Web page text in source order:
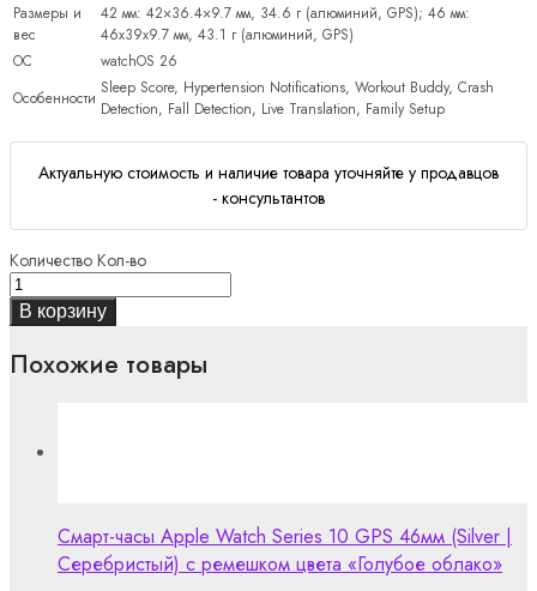
Размеры и
вес
42 мм: 42×36.4×9.7 мм, 34.6 г (алюминий, GPS); 46 мм:
46x39x9.7 мм, 43.1 г (алюминий, GPS)
ОС
watchOS 26
Особенности Sleep Score, Hypertension Notifications, Workout Buddy, Crash
Detection, Fall Detection, Live Translation, Family Setup
Актуальную стоимость и наличие товара уточняйте у продавцов
- консультантов
Количество Кол-во
В корзину
Похожие товары
Смарт-часы Apple Watch Series 10 GPS 46мм (Silver |
Серебристый) с ремешком цвета «Голубое облако»